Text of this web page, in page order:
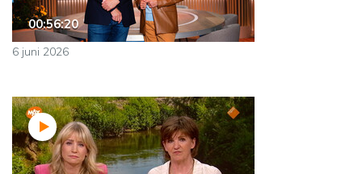
00:56:20
6 juni 2026